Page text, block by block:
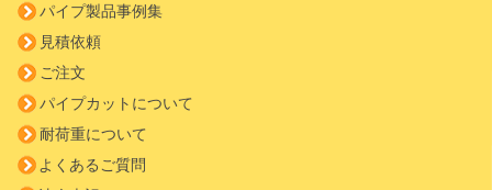
パイプ製品事例集
見積依頼
ご注文
パイプカットについて
耐荷重について
よくあるご質問